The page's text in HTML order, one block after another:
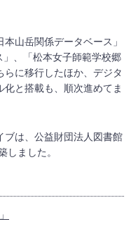
山岳関係データベース」
、「松本女子師範学校郷
に移行したほか、デジタ
と搭載も、順次進めてま
ブは、公益財団法人図書館
ました。